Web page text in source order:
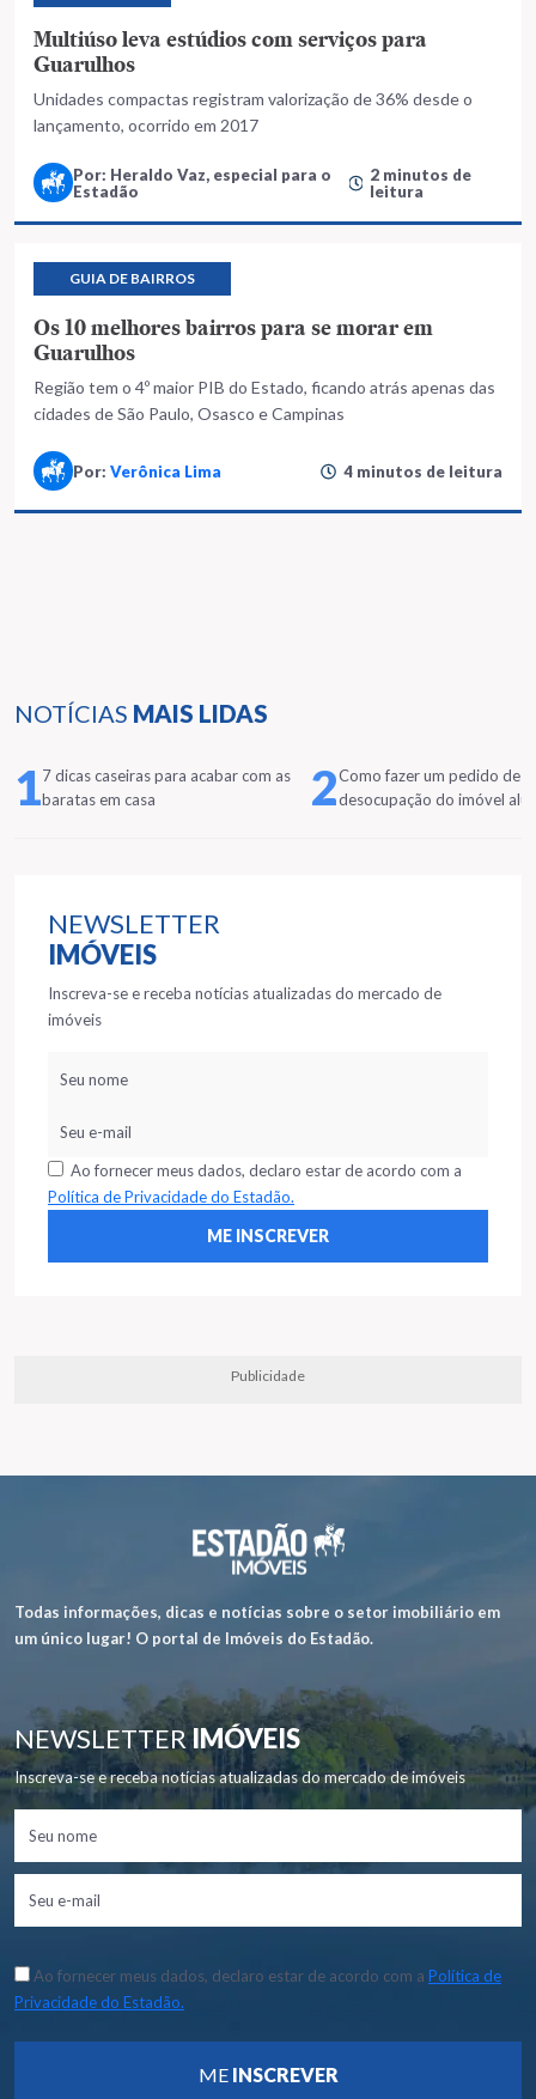
NOTÍCIAS MAIS LIDAS
17 dicas caseiras para acabar com as
baratas em casa
2Como fazer um pedido de
desocupação do imóvel
NEWSLETTER
IMÓVEIS
Inscreva-se e receba notícias atualizadas do mercado de
imóveis
Ao fornecer meus dados, declaro estar de acordo com a
Política de Privacidade do Estadão.
Publicidade
Multiúso leva estúdios com serviços para
Guarulhos
Unidades compactas registram valorização de 36% desde o
lançamento, ocorrido em 2017
Por: Heraldo Vaz, especial para o
Estadão
2 minutos de
leitura
GUIA DE BAIRROS
Os 10 melhores bairros para se morar em
Guarulhos
Região tem o 4º maior PIB do Estado, ficando atrás apenas das
cidades de São Paulo, Osasco e Campinas
Por: Verônica Lima 4 minutos de leitura
Todas informações, dicas e notícias sobre o setor imobiliário em
um único lugar! O portal de Imóveis do Estadão.
NEWSLETTERIMÓVEIS
Inscreva-se e receba notícias atualizadas do mercado de imóveis
Ao fornecer meus dados, declaro estar de acordo com a Política de
Privacidade do Estadão.
ME INSCREVER